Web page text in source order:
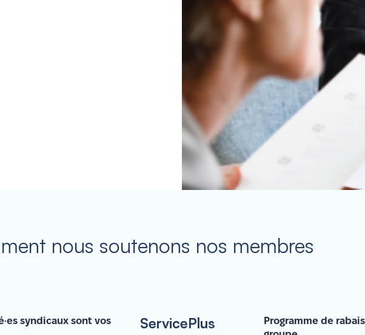
nous soutenons nos membres
syndicaux sont vos ServicePlus
Programme de